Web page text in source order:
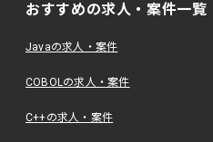
おすすめの求人・案件一覧
Javaの求人・案件
COBOLの求人・案件
C++の求人・案件